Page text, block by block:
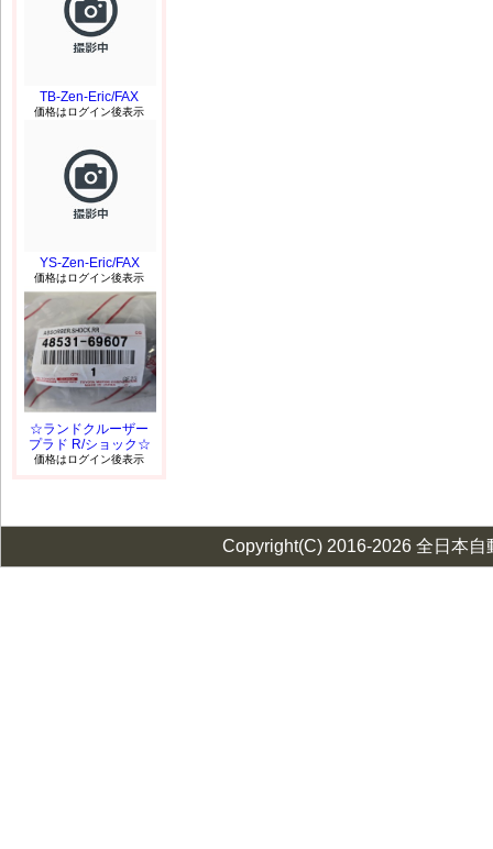
TB-Zen-Eric/FAX
価格はログイン後表示
YS-Zen-Eric/FAX
価格はログイン後表示
☆ランドクルーザー
プラド R/ショック☆
価格はログイン後表示
Copyright(C) 2016-2026 全日本